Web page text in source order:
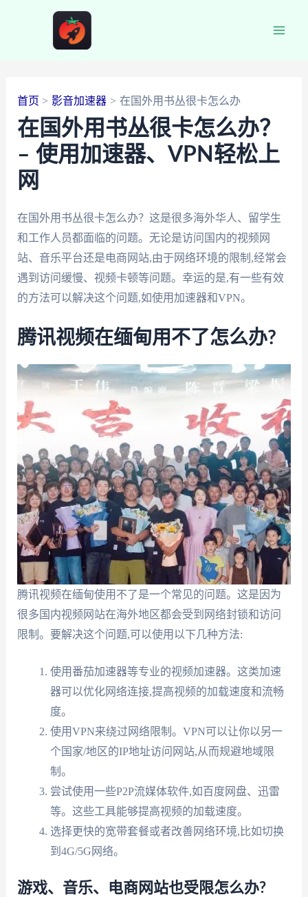
首页 影音加速器 在国外用书丛很卡怎么办
在国外用书丛很卡怎么办？
– 使用加速器、VPN轻松上
网
在国外用书丛很卡怎么办？这是很多海外华人、留学生
和工作人员都面临的问题。无论是访问国内的视频网
站、音乐平台还是电商网站,由于网络环境的限制,经常会
遇到访问缓慢、视频卡顿等问题。幸运的是,有一些有效
的方法可以解决这个问题,如使用加速器和VPN。
腾讯视频在缅甸用不了怎么办?
腾讯视频在缅甸使用不了是一个常见的问题。这是因为
很多国内视频网站在海外地区都会受到网络封锁和访问
限制。要解决这个问题,可以使用以下几种方法:
使用番茄加速器等专业的视频加速器。这类加速
器可以优化网络连接,提高视频的加载速度和流畅
度。
使用VPN来绕过网络限制。VPN可以让你以另一
个国家/地区的IP地址访问网站,从而规避地域限
制。
尝试使用一些P2P流媒体软件,如百度网盘、迅雷
等。这些工具能够提高视频的加载速度。
选择更快的宽带套餐或者改善网络环境,比如切换
到4G/5G网络。
游戏、音乐、电商网站也受限怎么办?